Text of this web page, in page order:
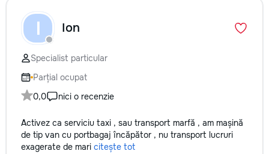
I Ion
Specialist particular
Parțial ocupat
0,0
nici o recenzie
Activez ca serviciu taxi , sau transport marfă , am mașină
de tip van cu portbagaj încăpător , nu transport lucruri
exagerate de mari citește tot